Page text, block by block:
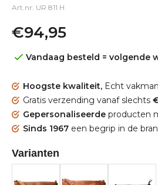
Art.nr: UR 811 H
€94,95
Vandaag besteld = volgende
Hoogste kwaliteit, Echt
Gratis verzending vanaf slechts
Gepersonaliseerde producten
Sinds 1967 een begrip in de
Varianten